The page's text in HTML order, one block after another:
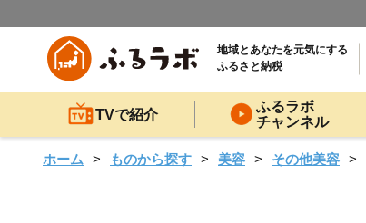
地域とあなたを元気にする
ふるさと納税
TVで紹介
ふるラボ
チャンネル
ホーム ものから探す 美容 その他美容